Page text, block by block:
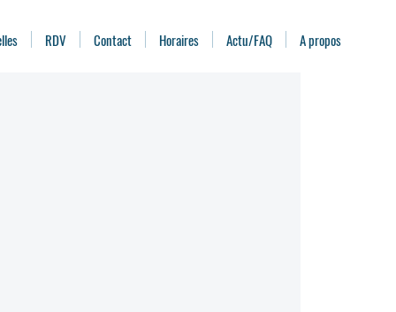
RDV Contact Horaires Actu/FAQ A propos